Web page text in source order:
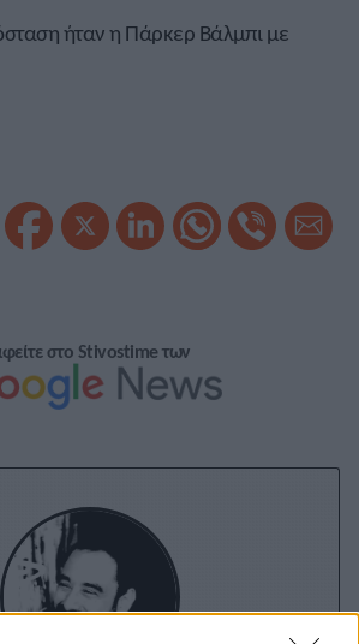
ήταν η Πάρκερ Βάλμπι με
στο Stivostime των